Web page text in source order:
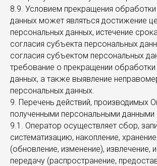
8.9. Условием прекращения
данных может являться достижение
персональных данных, истечение
согласия субъекта персональных
согласия субъектом персональных
требование о прекращении
данных, а также выявление
персональных данных.
9. Перечень действий, производимых
полученными персональными данными
9.1. Оператор осуществляет сбор,
систематизацию, накопление,
(обновление, изменение), извлечение,
передачу (распространение,